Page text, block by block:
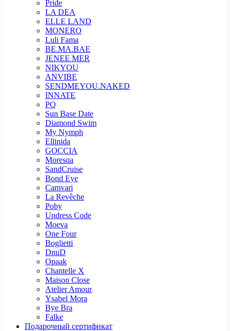
Pride
LA DEA
ELLE LAND
MONERO
Luli Fama
BE.MA.BAE
JENEE MER
NIKYOU
ANVIBE
SENDMEYOU.NAKED
INNATE
PQ
Sun Base Date
Diamond Swim
My Nymph
Ellinida
GOCCIA
Moresqa
SandCruise
Bond Eye
Camvari
La Revêche
Poby
Undress Code
Moeva
One Four
Boglietti
DnuD
Opaak
Chantelle X
Maison Close
Atelier Amour
Ysabel Mora
Bye Bra
Falke
Подарочный сертификат